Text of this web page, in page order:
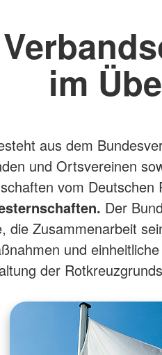
im
aus dem
und Ortsvereinen
vom Deutschen
Der
die Zusammenarbeit
und
der